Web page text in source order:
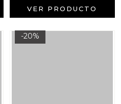
VER PRODUCTO
-20%